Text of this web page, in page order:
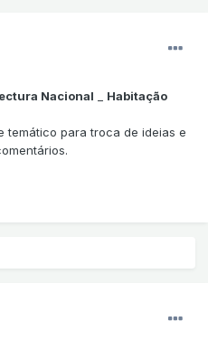
Nacional Habitação
temático para troca de ideias e